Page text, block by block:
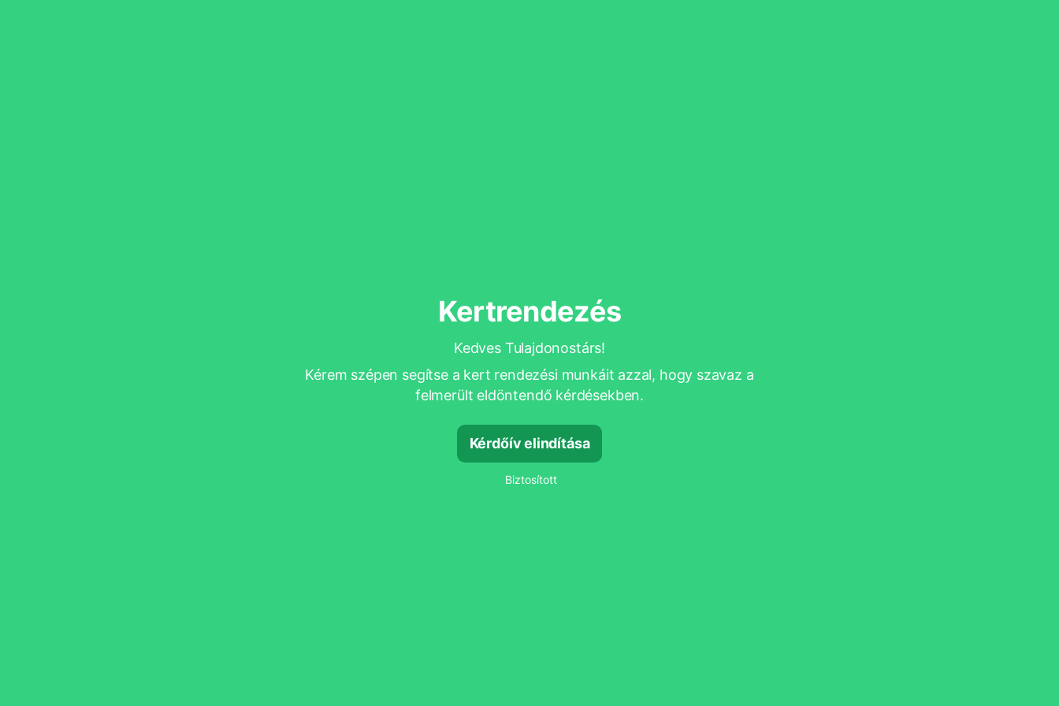
Kertrendezés
Kedves Tulajdonostárs!
Kérem szépen segítse a kert rendezési munkáit azzal, hogy szavaz a
felmerült eldöntendő kérdésekben.
Kérdőív elindítása
Biztosított